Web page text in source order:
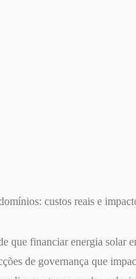
custos reais e
que financiar energia solar
de governança que